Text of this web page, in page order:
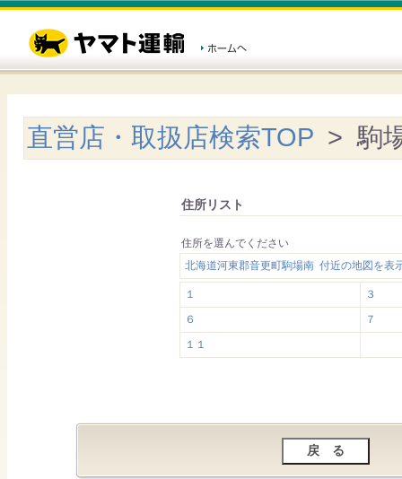
直営店・取扱店検索TOP > 駒
住所リスト
住所を選んでください
北海道河東郡音更町駒場南 付近の地図を表
１
３
６
７
１１